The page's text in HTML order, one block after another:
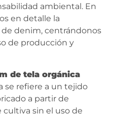
ambiental. En
en detalle la
denim, centrándonos
de producción y
de tela orgánica
se refiere a un tejido
a partir de
cultiva sin el uso de